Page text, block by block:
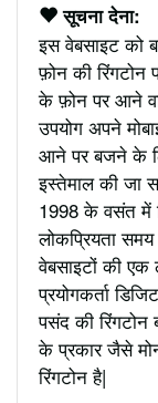
सूचना देना:
इस वेबसाइट को
फ़ोन की रिंगटोन
के फ़ोन पर आने
उपयोग अपने
आने पर बजने के
इस्तेमाल की जा
1998 के वसंत
लोकप्रियता
वेबसाइटों की एक
प्रयोगकर्ता
पसंद की
के प्रकार जैसे
रिंगटोन है|